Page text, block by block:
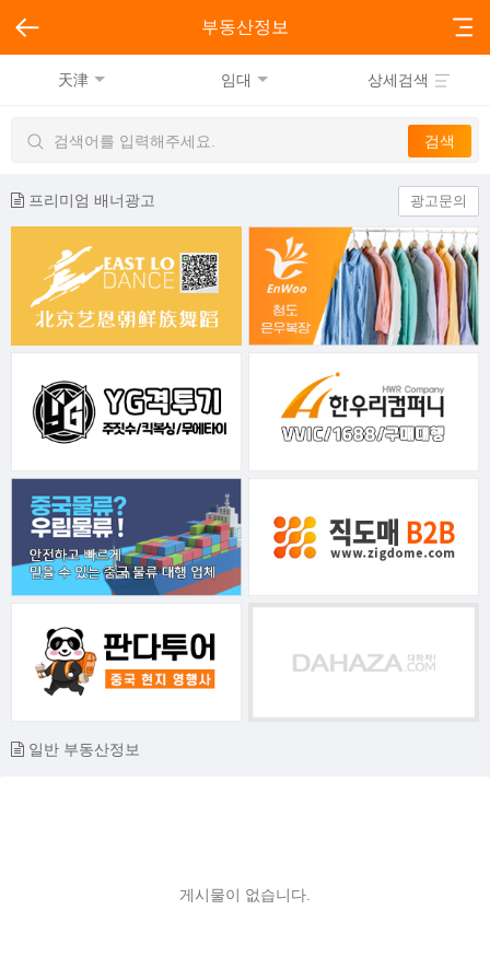
부동산정보
天津 임대 상세검색
프리미엄 배너광고 광고문의
일반 부동산정보
게시물이 없습니다.